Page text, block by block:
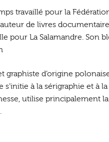
travaillé pour la
de livres
pour La Salamandre. Son
graphiste d’origine
à la sérigraphie et à
utilise principalement